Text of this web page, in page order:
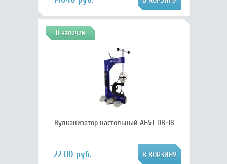
В наличии
Вулканизатор настольный AE&T DB-18
22310 руб.